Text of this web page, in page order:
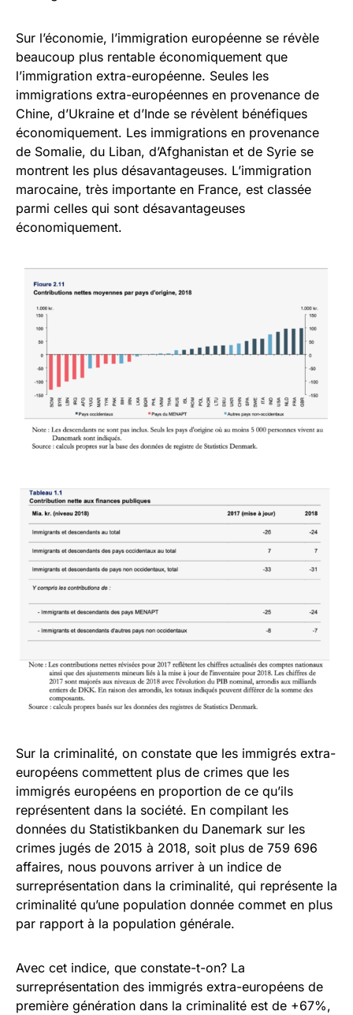
Sur l’économie, l’immigration européenne se révèle
beaucoup plus rentable économiquement que
l’immigration extra-européenne. Seules les
immigrations extra-européennes en provenance de
Chine, d’Ukraine et d’Inde se révèlent bénéfiques
économiquement. Les immigrations en provenance
de Somalie, du Liban, d’Afghanistan et de Syrie se
montrent les plus désavantageuses. L’immigration
marocaine, très importante en France, est classée
parmi celles qui sont désavantageuses
économiquement.
Sur la criminalité, on constate que les immigrés extra-
européens commettent plus de crimes que les
immigrés européens en proportion de ce qu’ils
représentent dans la société. En compilant les
données du Statistikbanken du Danemark sur les
crimes jugés de 2015 à 2018, soit plus de 759 696
affaires, nous pouvons arriver à un indice de
surreprésentation dans la criminalité, qui représente la
criminalité qu’une population donnée commet en plus
par rapport à la population générale.
Avec cet indice, que constate-t-on? La
surreprésentation des immigrés extra-européens de
première génération dans la criminalité est de +67%,